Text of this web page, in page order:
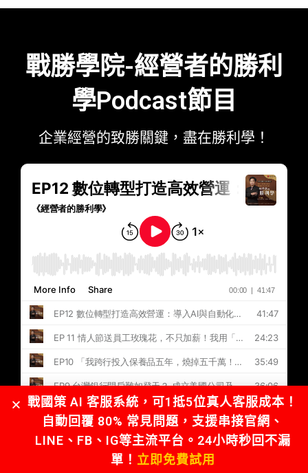
戰勝學院-經營者的勝利
學Podcast節目
企業經營的致勝關鍵，盡在勝利學！
戰國策 AI 客服系統，可1抵5位真人客服成本！
自動回覆 80% 常見問題，支援串接官網、
LINE、FB、IG等主流平台。24小時秒回不漏
單！ 立即免費試用